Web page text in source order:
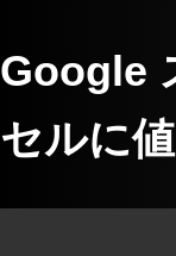
Google
セルに